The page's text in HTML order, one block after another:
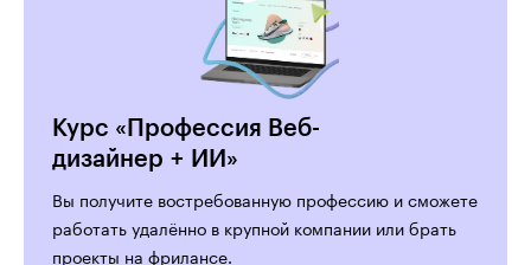
Курс «Профессия Веб-
дизайнер + ИИ»
Вы получите востребованную профессию и сможете
работать удалённо в крупной компании или брать
проекты на фрилансе.